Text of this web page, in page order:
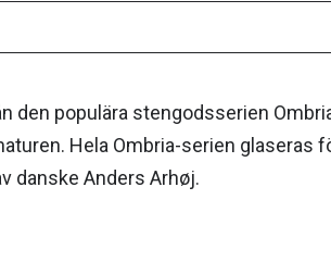
den populära stengodsserien
Hela Ombria-serien
danske Anders Arhøj.